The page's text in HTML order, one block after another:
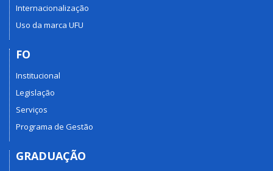
Internacionalização
Uso da marca UFU
FO
Institucional
Legislação
Serviços
Programa de Gestão
GRADUAÇÃO